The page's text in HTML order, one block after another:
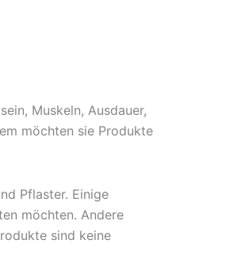
Muskeln, Ausdauer,
möchten sie Produkte
Pflaster. Einige
möchten. Andere
sind keine